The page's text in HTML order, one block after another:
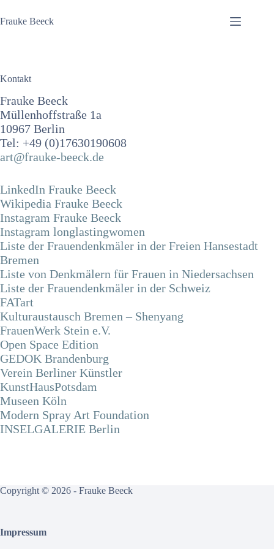
Inhalt
springen
Frauke Beeck
Kontakt
Frauke Beeck
Müllenhoffstraße 1a
10967 Berlin
Tel: +49 (0)17630190608
art@frauke-beeck.de
LinkedIn Frauke Beeck
Wikipedia Frauke Beeck
Instagram Frauke Beeck
Instagram longlastingwomen
Liste der Frauendenkmäler in der Freien Hansestadt
Bremen
Liste von Denkmälern für Frauen in Niedersachsen
Liste der Frauendenkmäler in der Schweiz
FATart
Kulturaustausch Bremen – Shenyang
FrauenWerk Stein e.V.
Open Space Edition
GEDOK Brandenburg
Verein Berliner Künstler
KunstHausPotsdam
Museen Köln
Modern Spray Art Foundation
INSELGALERIE Berlin
Copyright © 2026 - Frauke Beeck
Impressum